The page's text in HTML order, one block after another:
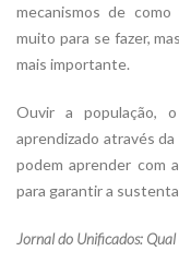
mecanismos de
muito para se fazer,
mais importante.
Ouvir a população,
aprendizado através
podem aprender com
para garantir a
Jornal do Unificados: